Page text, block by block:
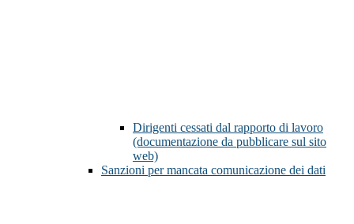
Dirigenti cessati dal rapporto di lavoro
(documentazione da pubblicare sul sito
web)
Sanzioni per mancata comunicazione dei dati